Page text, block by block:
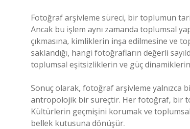
Fotoğraf arşivleme süreci, bir toplumun
Ancak bu işlem aynı zamanda toplumsal
çıkmasına, kimliklerin inşa edilmesine ve
saklandığı, hangi fotoğrafların değerli
toplumsal eşitsizliklerin ve güç
Sonuç olarak, fotoğraf arşivleme yalnızca
antropolojik bir süreçtir. Her fotoğraf, bir
Kültürlerin geçmişini korumak ve
bellek kutusuna dönüşür.